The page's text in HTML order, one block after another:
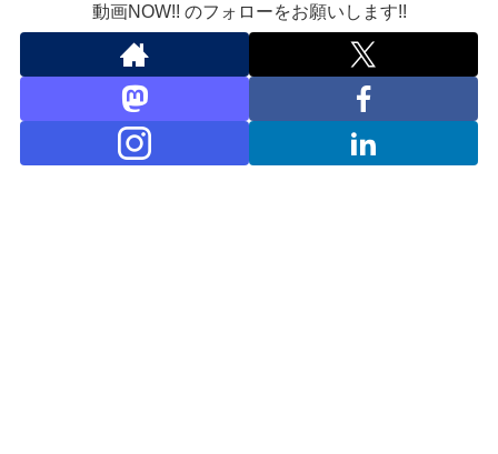
動画NOW!! のフォローをお願いします!!